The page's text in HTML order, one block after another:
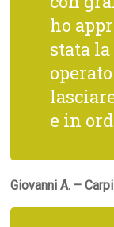
ho
stata
e in
Giovanni A. – Carpi